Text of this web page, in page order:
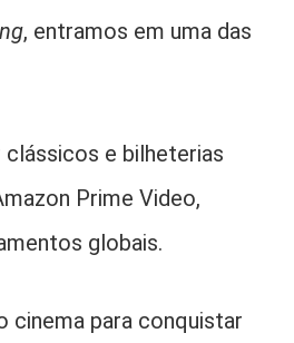
, entramos em uma das
clássicos e bilheterias
Prime Video,
globais.
cinema para conquistar